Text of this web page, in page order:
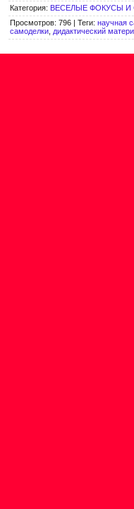
Категория: ВЕСЕЛЫЕ ФОКУСЫ И
Просмотров: 796 | Теги: научная
самоделки дидактический